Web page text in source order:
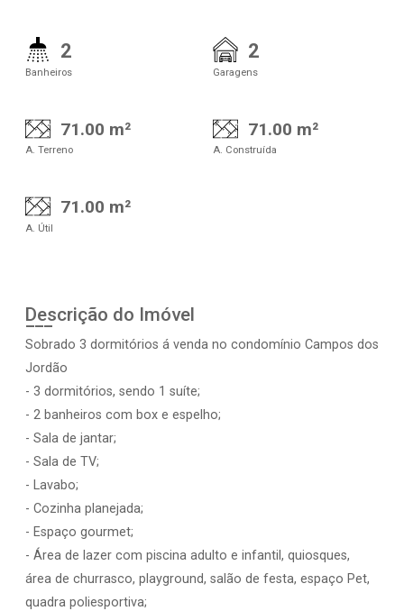
2
Banheiros
2
Garagens
71.00 m²
A. Terreno
71.00 m²
A. Construída
71.00 m²
A. Útil
Descrição do Imóvel
Sobrado 3 dormitórios á venda no condomínio Campos dos
Jordão
- 3 dormitórios, sendo 1 suíte;
- 2 banheiros com box e espelho;
- Sala de jantar;
- Sala de TV;
- Lavabo;
- Cozinha planejada;
- Espaço gourmet;
- Área de lazer com piscina adulto e infantil, quiosques,
área de churrasco, playground, salão de festa, espaço Pet,
quadra poliesportiva;